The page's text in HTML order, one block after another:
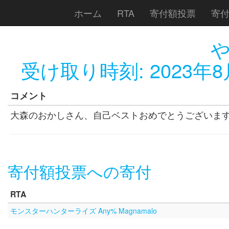
ホーム RTA 寄付額投票 寄
受け取り時刻: 2023年
コメント
大森のおかしさん、自己ベストおめでとうございま
寄付額投票への寄付
RTA
モンスターハンターライズ Any% Magnamalo